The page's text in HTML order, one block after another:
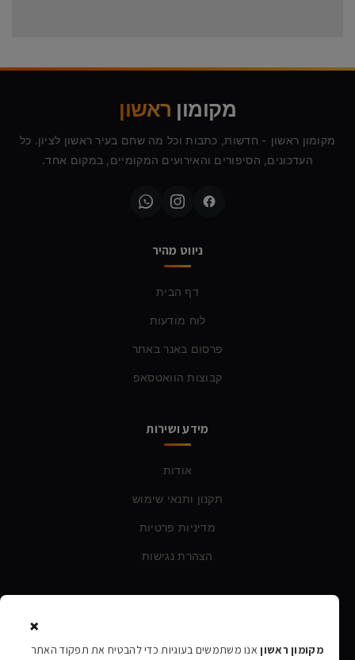
מקומון ראשון
מקומון ראשון - חדשות, כתבות וכל מה שחם בעיר ראשון לציון. כל
העדכונים, הסיפורים והאירועים המקומיים, במקום אחד.
ניווט מהיר
דף הבית
לוח מודעות
פרסום באנר באתר
קבוצות הוואטסאפ
מידע ושירות
אודות
תקנון ותנאי שימוש
מדיניות פרטיות
הצהרת נגישות
טלפון: 054-760-6388
×
מקומון ראשוןאנו משתמשים בעוגיות כדי להבטיח את תפקוד האתר